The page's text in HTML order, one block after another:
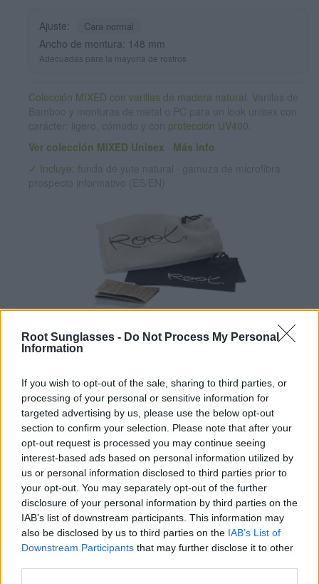
Root Sunglasses - Do Not Process My Personal
Information
If you wish to opt-out of the sale, sharing to third parties, or
processing of your personal or sensitive information for
targeted advertising by us, please use the below opt-out
section to confirm your selection. Please note that after your
opt-out request is processed you may continue seeing
interest-based ads based on personal information utilized by
us or personal information disclosed to third parties prior to
your opt-out. You may separately opt-out of the further
disclosure of your personal information by third parties on the
IAB’s list of downstream participants. This information may
also be disclosed by us to third parties on the IAB’s List of
Downstream Participants that may further disclose it to other
Ajuste: Cara normal
Ancho de montura: 148 mm
Adecuadas para la mayoría de rostros
Colección MIXED con varillas de madera natural.
protección UV400
Ver colección MIXED Unisex
Más info
✓ Incluye:
✔ Lentes polarizadas UV400(cat. 3 · 14% T · Dorado REVO,
Grises o Malva REVO). Reducen reflejos y protegen del sol ·
✔ Herrajes de acero inoxidable
para un ajuste perfecto.
✔ Cómodas y ligeras
Peso: 26.00 gr.
-Opciones Recomendadas:
Estuche de corcho plegable
8.99€
Comprar
Estuche Semi-rígido Natural
12.99€
Comprar
✔ Garantía de sasisfacción: